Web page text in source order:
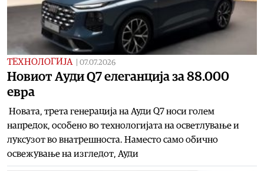
ТЕХНОЛОГИЈА 07.07.2026
Новиот Ауди Q7 eлеганција за 88.000
евра
Новата, трета генерација на Ауди Q7 носи голем
напредок, особено во технологијата на осветлување и
луксузот во внатрешноста. Наместо само обично
освежување на изгледот, Ауди